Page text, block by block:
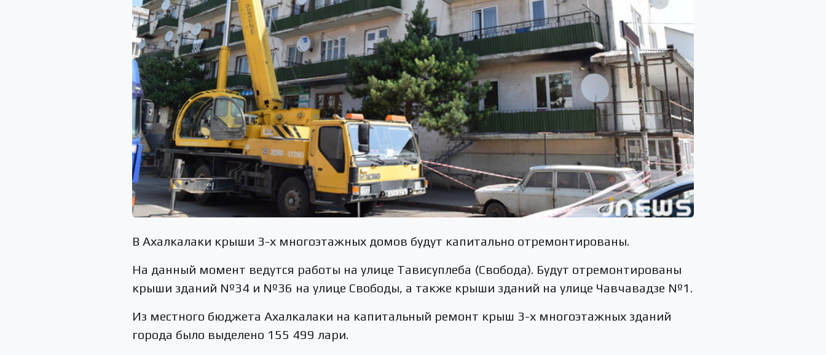
В Ахалкалаки крыши 3-х многоэтажных домов будут капитально отремонтированы.
На данный момент ведутся работы на улице Тависуплеба (Свобода). Будут отремонтированы
крыши зданий №34 и №36 на улице Свободы, а также крыши зданий на улице Чавчавадзе №1.
Из местного бюджета Ахалкалаки на капитальный ремонт крыш 3-х многоэтажных зданий
города было выделено 155 499 лари.